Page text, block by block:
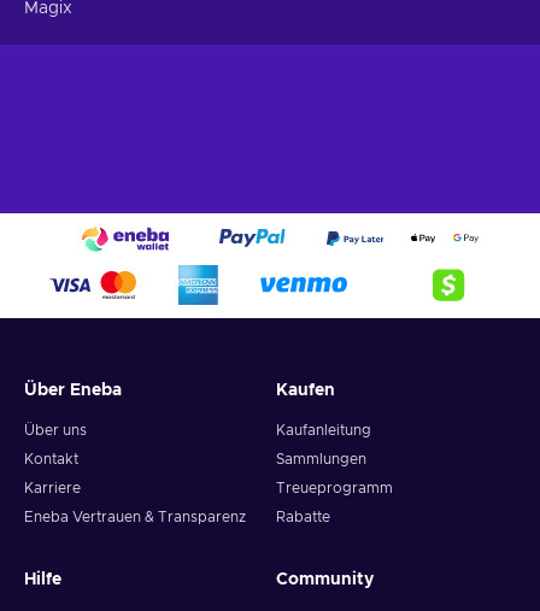
Magix
Über Eneba
Über uns
Kontakt
Karriere
Eneba Vertrauen & Transparenz
Kaufen
Kaufanleitung
Sammlungen
Treueprogramm
Rabatte
Hilfe Community